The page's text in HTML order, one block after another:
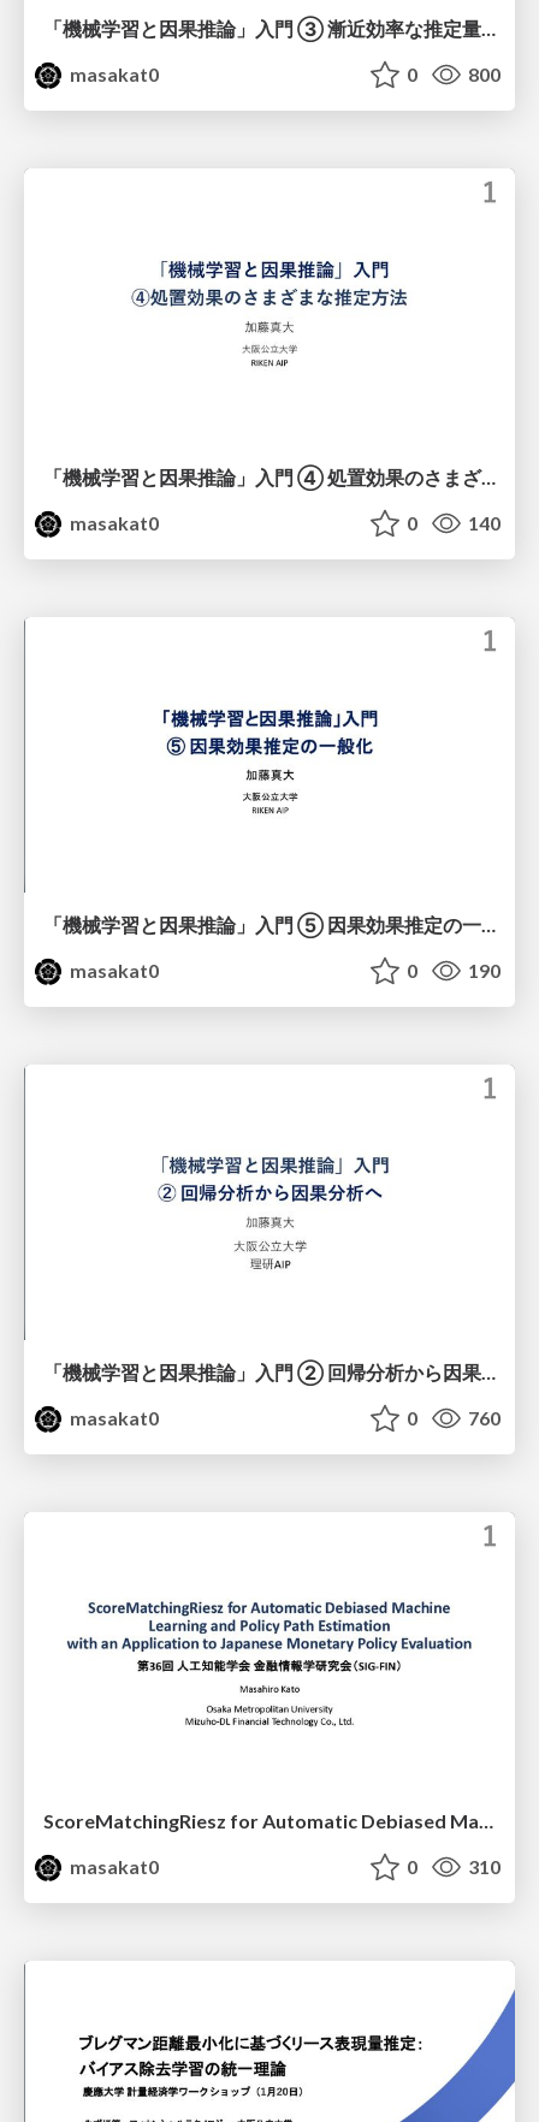
「機械学習と因果推論」入門 ③ 漸近効率な推定量と二重機械学習
masakat0
0 800
「機械学習と因果推論」入門 ④ 処置効果のさまざまな推定方法
masakat0
0 140
「機械学習と因果推論」入門 ⑤ 因果効果推定の一般化
masakat0
0 190
「機械学習と因果推論」入門 ② 回帰分析から因果分析へ
masakat0
0 760
ScoreMatchingRiesz for Automatic Debiased Machine Learning and Policy Path Estimation with an Application to Japanese Monetary Policy Evaluation
masakat0
0 310